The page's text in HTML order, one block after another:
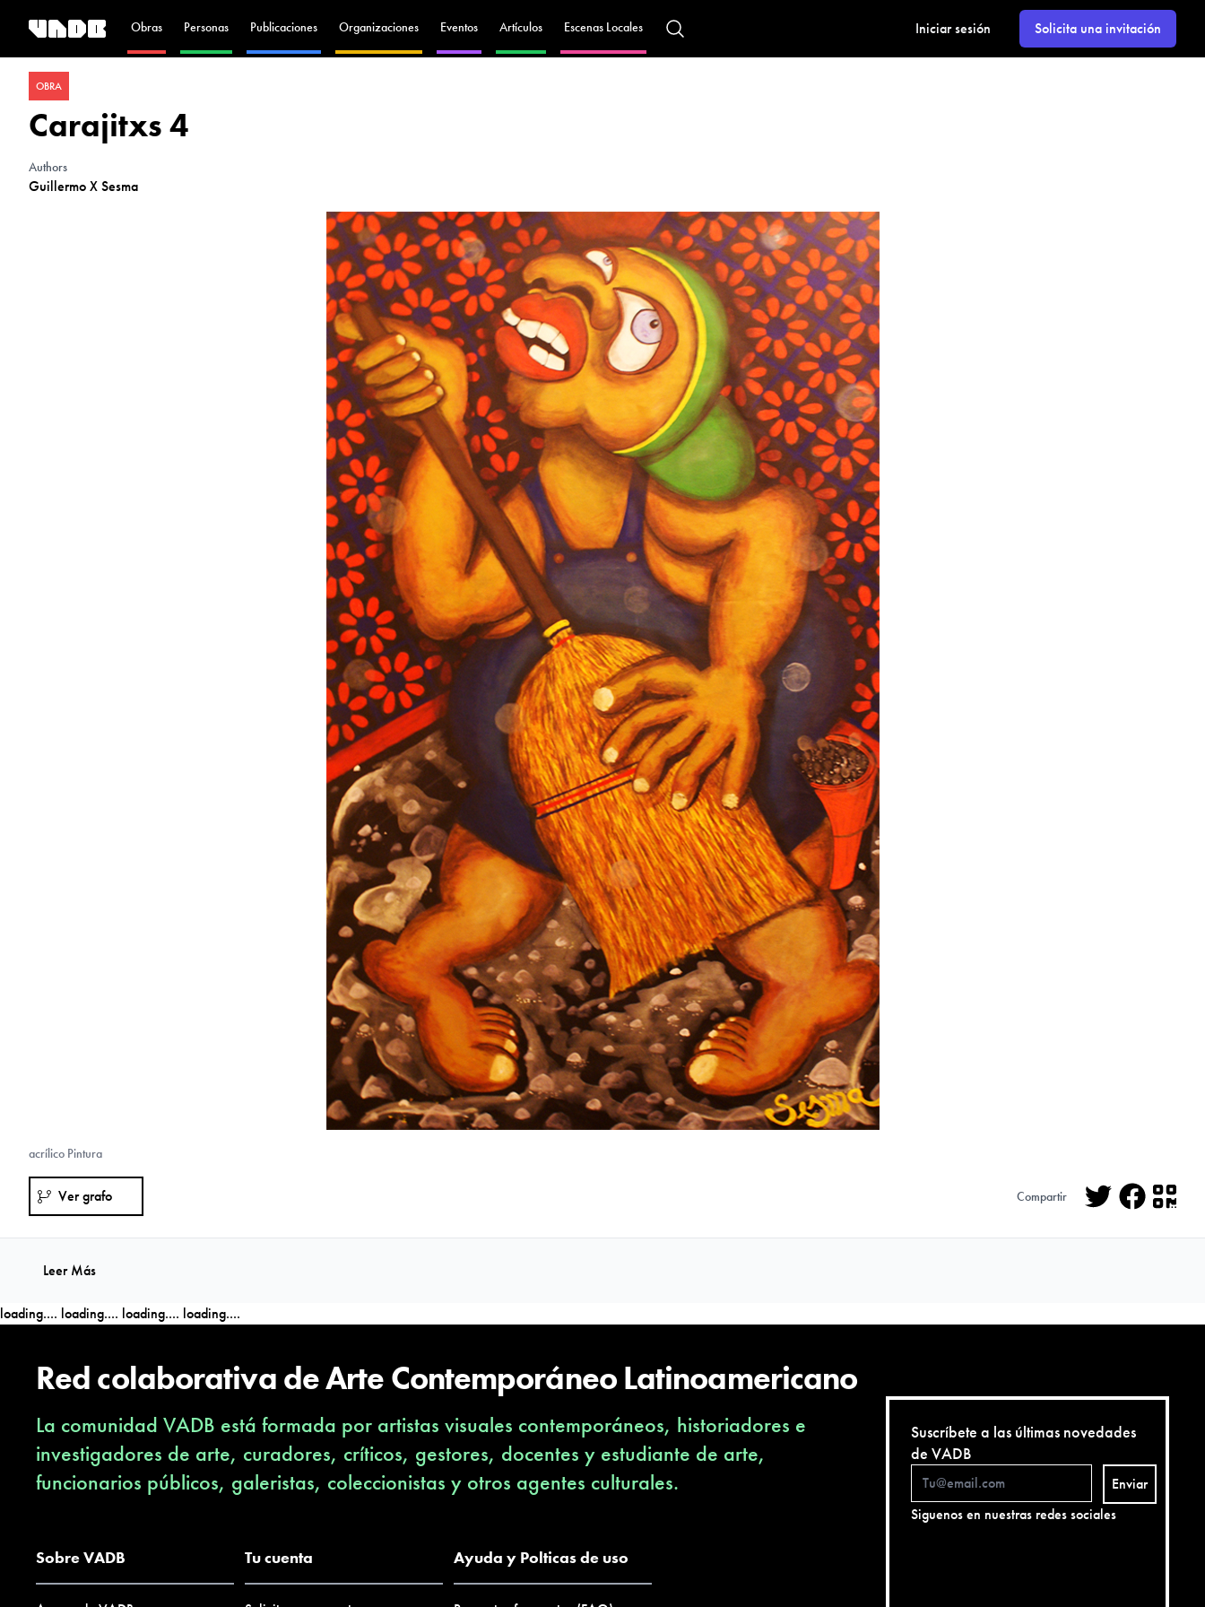
Obras Personas Publicaciones Organizaciones Eventos Artículos Escenas Locales Iniciar sesión Solicita una invitación
OBRA
Carajitxs 4
Authors
Guillermo X Sesma
acrílico Pintura
Ver grafo Compartir
Leer Más
loading.... loading.... loading.... loading....
Red colaborativa de Arte Contemporáneo Latinoamericano
La comunidad VADB está formada por artistas visuales contemporáneos, historiadores e
investigadores de arte, curadores, críticos, gestores, docentes y estudiante de arte,
funcionarios públicos, galeristas, coleccionistas y otros agentes culturales.
Sobre VADB Tu cuenta Ayuda y Polticas de uso
Suscríbete a las últimas novedades
de VADB
Enviar
Siguenos en nuestras redes sociales